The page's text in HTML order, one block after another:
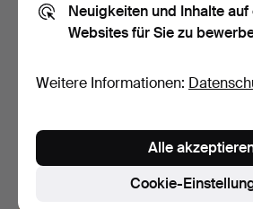
BIRGER EKMAN (1905-
1999). Mjölby Intarsie.…
20 Gebote
1733).
7
93
Neuigkeiten und Inhalte
Websites für Sie zu
Weitere Informationen:
Cookie-
Alle